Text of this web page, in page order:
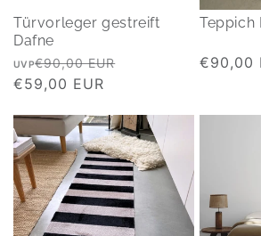
Türvorleger gestreift
Dafne
Normaler
Preis
UVP€90,00 EUR
Verkaufspreis
€59,00 EUR
Teppich
€90,00